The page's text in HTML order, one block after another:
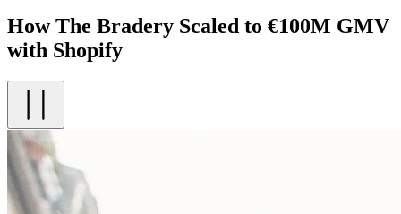
How The Bradery Scaled to €100M GMV
with Shopify